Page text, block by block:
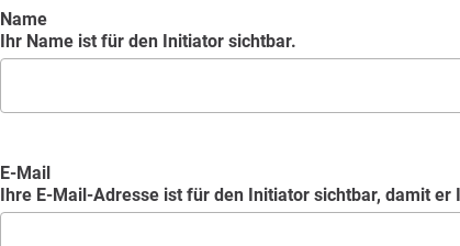
Name
Ihr Name ist für den Initiator sichtbar.
E-Mail
Ihre E-Mail-Adresse ist für den Initiator sichtbar, damit